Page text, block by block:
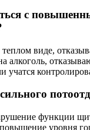
с
виде,
алкоголь,
учатся
функции
повышение уровня